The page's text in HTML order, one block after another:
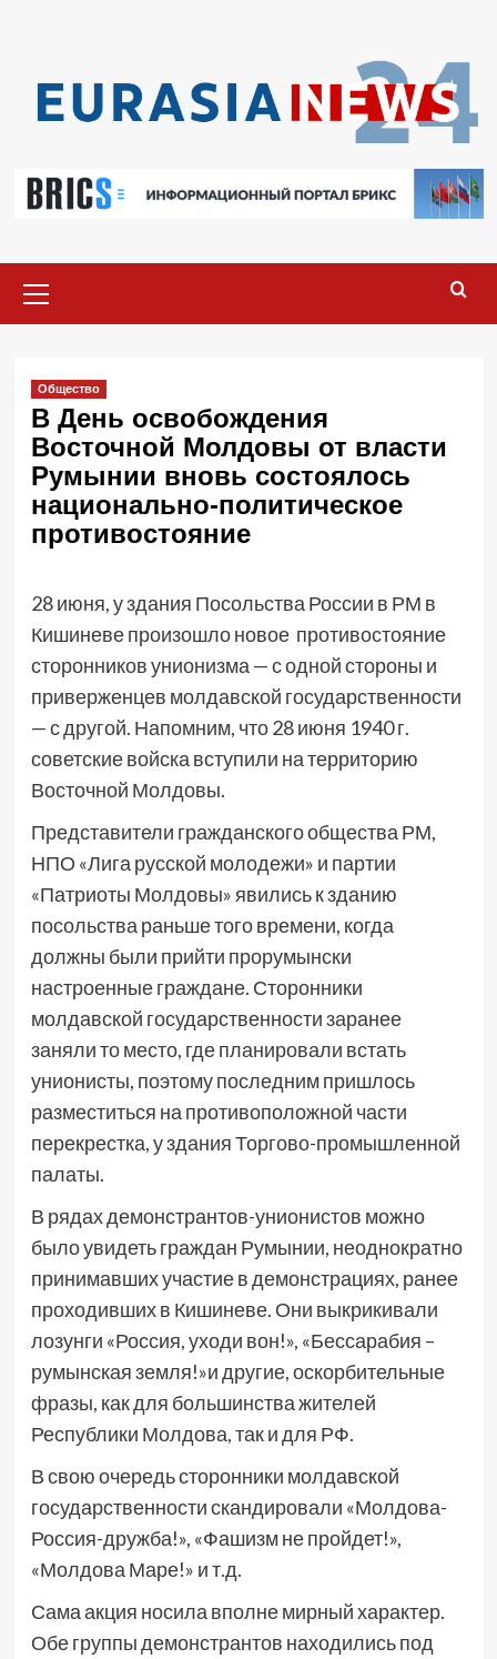
меню
Общество
В День освобождения
Восточной Молдовы от власти
Румынии вновь состоялось
национально-политическое
противостояние
28 июня, у здания Посольства России в РМ в
Кишиневе произошло новое противостояние
сторонников унионизма — с одной стороны и
приверженцев молдавской государственности
— с другой. Напомним, что 28 июня 1940 г.
советские войска вступили на территорию
Восточной Молдовы.
Представители гражданского общества РМ,
НПО «Лига русской молодежи» и партии
«Патриоты Молдовы» явились к зданию
посольства раньше того времени, когда
должны были прийти прорумынски
настроенные граждане. Сторонники
молдавской государственности заранее
заняли то место, где планировали встать
унионисты, поэтому последним пришлось
разместиться на противоположной части
перекрестка, у здания Торгово-промышленной
палаты.
В рядах демонстрантов-унионистов можно
было увидеть граждан Румынии, неоднократно
принимавших участие в демонстрациях, ранее
проходивших в Кишиневе. Они выкрикивали
лозунги «Россия, уходи вон!», «Бессарабия –
румынская земля!»и другие, оскорбительные
фразы, как для большинства жителей
Республики Молдова, так и для РФ.
В свою очередь сторонники молдавской
государственности скандировали «Молдова-
Россия-дружба!», «Фашизм не пройдет!»,
«Молдова Маре!» и т.д.
Сама акция носила вполне мирный характер.
Обе группы демонстрантов находились под